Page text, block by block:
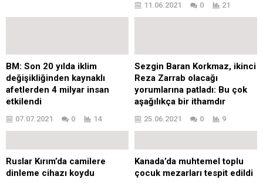
11.06.2021 0 21
BM: Son 20 yılda iklim
değişikliğinden kaynaklı
afetlerden 4 milyar insan
etkilendi
07.07.2021 0 14
Sezgin Baran Korkmaz, ikinci
Reza Zarrab olacağı
yorumlarına patladı: Bu çok
aşağılıkça bir ithamdır
25.06.2021 0 9
Ruslar Kırım’da camilere
dinleme cihazı koydu
Kanada’da muhtemel toplu
çocuk mezarları tespit edildi